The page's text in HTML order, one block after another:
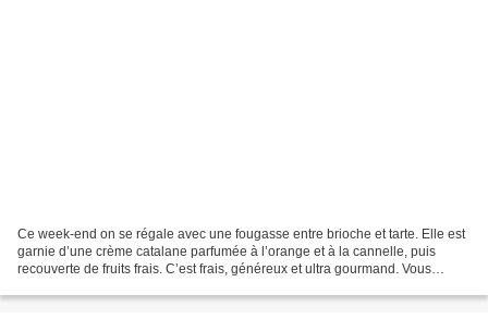
Ce week-end on se régale avec une fougasse entre brioche et tarte. Elle est
garnie d’une crème catalane parfumée à l’orange et à la cannelle, puis
recouverte de fruits frais. C’est frais, généreux et ultra gourmand. Vous